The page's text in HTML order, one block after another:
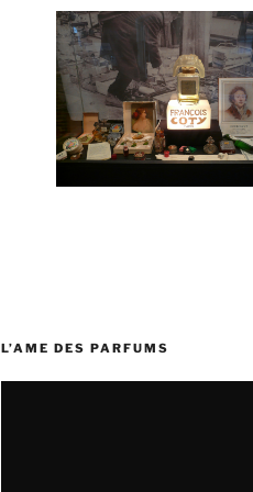
L’AME DES PARFUMS